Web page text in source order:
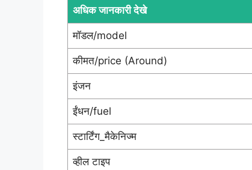
अधिक जानकारी देखे
मॉडल/model
कीमत/price (Around)
इंजन
ईंधन/fuel
स्टार्टिंग_मैकेनिज्म
व्हील टाइप